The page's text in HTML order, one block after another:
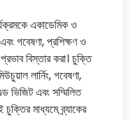
একাডেমিক ও
গবেষণা, প্রশিক্ষণ ও
বিস্তার করা। চুক্তি
লার্নিং, গবেষণা,
ভিজিট এবং সম্মিলিত
মাধ্যমে ব্র্যাকের